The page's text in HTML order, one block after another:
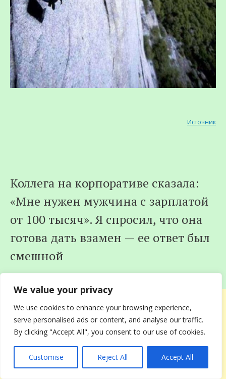
We value your privacy
We use cookies to enhance your browsing experience,
serve personalised ads or content, and analyse our traffic.
By clicking "Accept All", you consent to our use of cookies.
Customise Reject All Accept All
Источник
Коллега на корпоративе сказала:
«Мне нужен мужчина с зарплатой
от 100 тысяч». Я спросил, что она
готова дать взамен — ее ответ был
смешной